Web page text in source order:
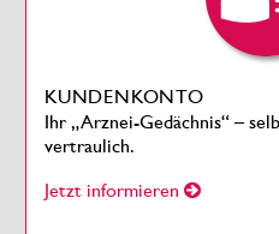
KUNDENKONTO
Ihr „Arznei-Gedächnis“ –
vertraulich.
Jetzt informieren